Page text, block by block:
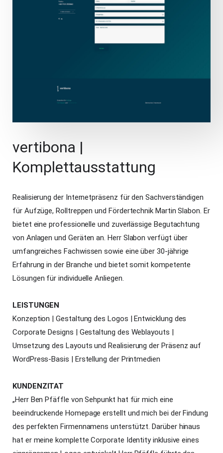
vertibona |
Komplettausstattung
Realisierung der Internetpräsenz für den Sachverständigen
für Aufzüge, Rolltreppen und Fördertechnik Martin Slabon. Er
bietet eine professionelle und zuverlässige Begutachtung
von Anlagen und Geräten an. Herr Slabon verfügt über
umfangreiches Fachwissen sowie eine über 30-jährige
Erfahrung in der Branche und bietet somit kompetente
Lösungen für individuelle Anliegen.
LEISTUNGEN
Konzeption | Gestaltung des Logos | Entwicklung des
Corporate Designs | Gestaltung des Weblayouts |
Umsetzung des Layouts und Realisierung der Präsenz auf
WordPress-Basis | Erstellung der Printmedien
KUNDENZITAT
„Herr Ben Pfäffle von Sehpunkt hat für mich eine
beeindruckende Homepage erstellt und mich bei der Findung
des perfekten Firmennamens unterstützt. Darüber hinaus
hat er meine komplette Corporate Identity inklusive eines